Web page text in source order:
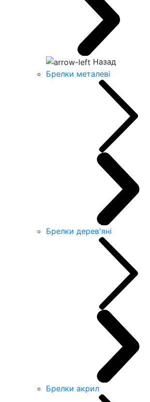
Назад
Брелки металеві
Брелки дерев'яні
Брелки акрил